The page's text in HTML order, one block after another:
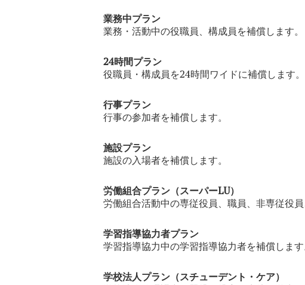
業務中プラン
業務・活動中の役職員、構成員を補償します。
24時間プラン
役職員・構成員を24時間ワイドに補償します。
行事プラン
行事の参加者を補償します。
施設プラン
施設の入場者を補償します。
労働組合プラン（スーパーLU）
労働組合活動中の専従役員、職員、非専従役
学習指導協力者プラン
学習指導協力中の学習指導協力者を補償します
学校法人プラン（スチューデント・ケア）